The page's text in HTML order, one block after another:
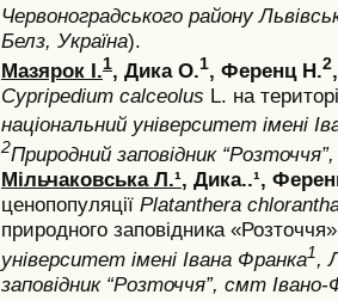
Червоноградського району
Белз, Україна).
Мазярок І.1, Дика О.1, Ференц Н.2
Cypripedium calceolus L. на
національний університет імені
2Природний заповідник
Мільчаковська Л.¹, Дика..¹,
ценопопуляції Platanthera
природного заповідника
університет імені Івана Франка1,
заповідник “Розточчя”, смт Івано-